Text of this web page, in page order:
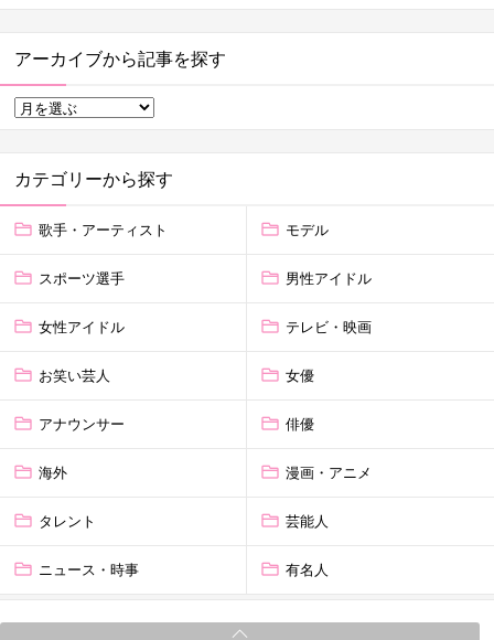
アーカイブから記事を探す
カテゴリーから探す
歌手・アーティスト モデル
スポーツ選手 男性アイドル
女性アイドル テレビ・映画
お笑い芸人 女優
アナウンサー 俳優
海外 漫画・アニメ
タレント 芸能人
ニュース・時事 有名人